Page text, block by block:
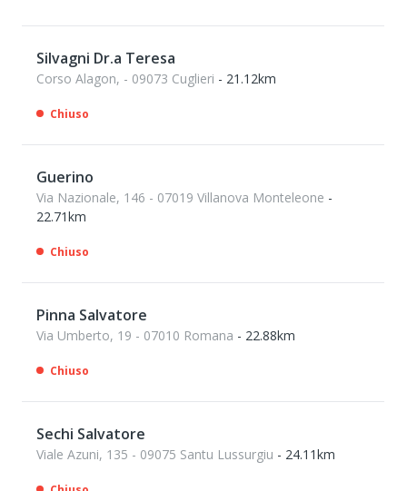
Silvagni Dr.a Teresa
Corso Alagon, - 09073 Cuglieri - 21.12km
Chiuso
Guerino
Via Nazionale, 146 - 07019 Villanova Monteleone -
22.71km
Chiuso
Pinna Salvatore
Via Umberto, 19 - 07010 Romana - 22.88km
Chiuso
Sechi Salvatore
Viale Azuni, 135 - 09075 Santu Lussurgiu - 24.11km